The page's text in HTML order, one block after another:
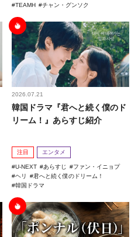
TEAMH チャン・グンソク
2026.07.21
韓国ドラマ『君へと続く僕のド
リーム！』あらすじ紹介
注目 エンタメ
U-NEXT あらすじ
ファン・イニョプ
ヘリ
君へと続く僕のドリーム！
韓国ドラマ